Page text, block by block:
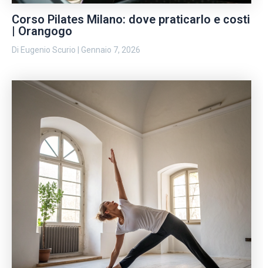
Corso Pilates Milano: dove praticarlo e costi
| Orangogo
Di Eugenio Scurio | Gennaio 7, 2026